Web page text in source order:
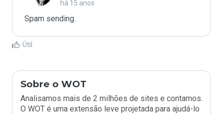
há 15 anos
Spam sending.
Útil
Sobre o WOT
Analisamos mais de 2 milhões de sites e contamos.
O WOT é uma extensão leve projetada para ajudá-lo